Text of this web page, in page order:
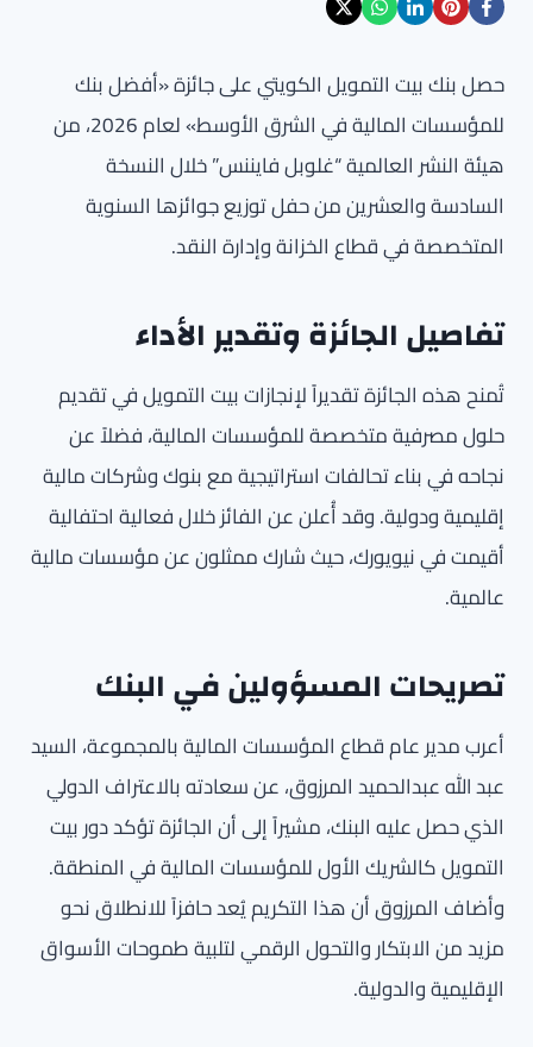
حصل بنك بيت التمويل الكويتي على جائزة «أفضل بنك
للمؤسسات المالية في الشرق الأوسط» لعام 2026، من
هيئة النشر العالمية “غلوبل فايننس” خلال النسخة
السادسة والعشرين من حفل توزيع جوائزها السنوية
المتخصصة في قطاع الخزانة وإدارة النقد.
تفاصيل الجائزة وتقدير الأداء
تُمنح هذه الجائزة تقديراً لإنجازات بيت التمويل في تقديم
حلول مصرفية متخصصة للمؤسسات المالية، فضلاً عن
نجاحه في بناء تحالفات استراتيجية مع بنوك وشركات مالية
إقليمية ودولية. وقد أُعلن عن الفائز خلال فعالية احتفالية
أقيمت في نيويورك، حيث شارك ممثلون عن مؤسسات مالية
عالمية.
تصريحات المسؤولين في البنك
أعرب مدير عام قطاع المؤسسات المالية بالمجموعة، السيد
عبد الله عبدالحميد المرزوق، عن سعادته بالاعتراف الدولي
الذي حصل عليه البنك، مشيراً إلى أن الجائزة تؤكد دور بيت
التمويل كالشريك الأول للمؤسسات المالية في المنطقة.
وأضاف المرزوق أن هذا التكريم يُعد حافزاً للانطلاق نحو
مزيد من الابتكار والتحول الرقمي لتلبية طموحات الأسواق
الإقليمية والدولية.